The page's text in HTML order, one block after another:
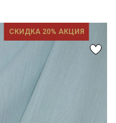
СКИДКА 20% АКЦИЯ